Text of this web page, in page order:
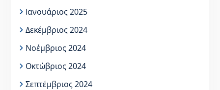
Ιανουάριος 2025
Δεκέμβριος 2024
Νοέμβριος 2024
Οκτώβριος 2024
Σεπτέμβριος 2024